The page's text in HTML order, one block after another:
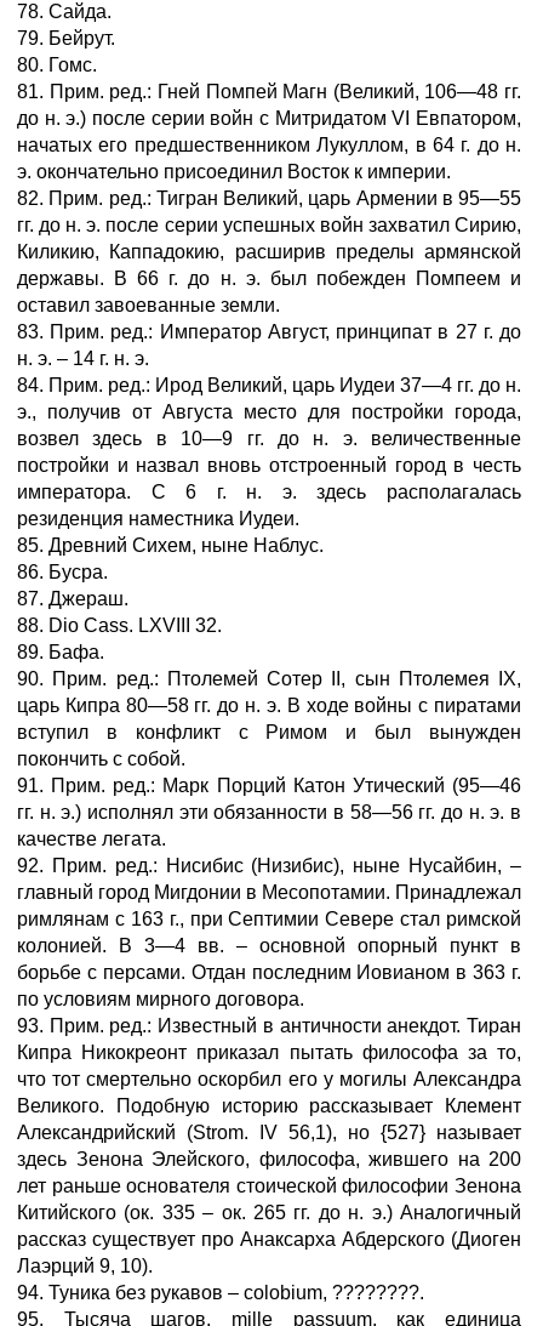
78. Сайда.
79. Бейрут.
80. Гомс.
81. Прим. ред.: Гней Помпей Магн (Великий, 106—48 гг.
до н. э.) после серии войн с Митридатом VI Евпатором,
начатых его предшественником Лукуллом, в 64 г. до н.
э. окончательно присоединил Восток к империи.
82. Прим. ред.: Тигран Великий, царь Армении в 95—55
гг. до н. э. после серии успешных войн захватил Сирию,
Киликию, Каппадокию, расширив пределы армянской
державы. В 66 г. до н. э. был побежден Помпеем и
оставил завоеванные земли.
83. Прим. ред.: Император Август, принципат в 27 г. до
н. э. – 14 г. н. э.
84. Прим. ред.: Ирод Великий, царь Иудеи 37—4 гг. до н.
э., получив от Августа место для постройки города,
возвел здесь в 10—9 гг. до н. э. величественные
постройки и назвал вновь отстроенный город в честь
императора. С 6 г. н. э. здесь располагалась
резиденция наместника Иудеи.
85. Древний Сихем, ныне Наблус.
86. Бусра.
87. Джераш.
88. Dio Cass. LXVIII 32.
89. Бафа.
90. Прим. ред.: Птолемей Сотер II, сын Птолемея IX,
царь Кипра 80—58 гг. до н. э. В ходе войны с пиратами
вступил в конфликт с Римом и был вынужден
покончить с собой.
91. Прим. ред.: Марк Порций Катон Утический (95—46
гг. н. э.) исполнял эти обязанности в 58—56 гг. до н. э. в
качестве легата.
92. Прим. ред.: Нисибис (Низибис), ныне Нусайбин, –
главный город Мигдонии в Месопотамии. Принадлежал
римлянам с 163 г., при Септимии Севере стал римской
колонией. В 3—4 вв. – основной опорный пункт в
борьбе с персами. Отдан последним Иовианом в 363 г.
по условиям мирного договора.
93. Прим. ред.: Известный в античности анекдот. Тиран
Кипра Никокреонт приказал пытать философа за то,
что тот смертельно оскорбил его у могилы Александра
Великого. Подобную историю рассказывает Клемент
Александрийский (Strom. IV 56,1), но {527} называет
здесь Зенона Элейского, философа, жившего на 200
лет раньше основателя стоической философии Зенона
Китийского (ок. 335 – ок. 265 гг. до н. э.) Аналогичный
рассказ существует про Анаксарха Абдерского (Диоген
Лаэрций 9, 10).
94. Туника без рукавов – colobium, ????????.
95. Тысяча шагов, mille passuum, как единица